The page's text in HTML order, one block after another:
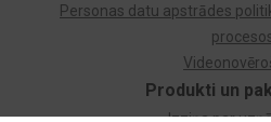
Produkti un
Personas datu apstrādes